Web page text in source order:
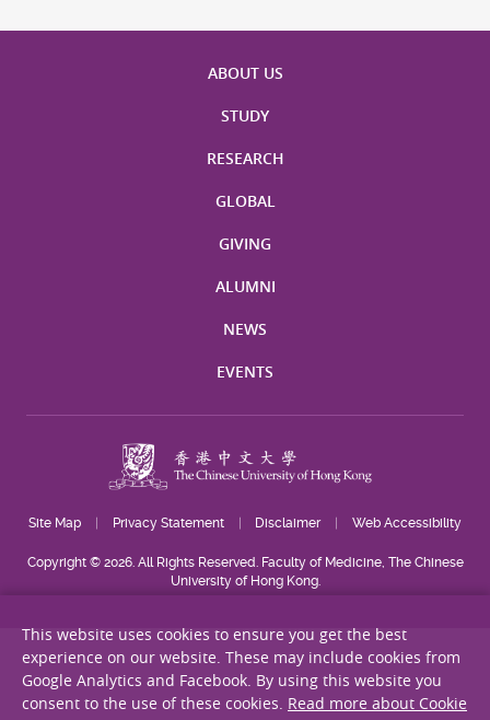
ABOUT US
STUDY
RESEARCH
GLOBAL
GIVING
ALUMNI
NEWS
EVENTS
Site Map Privacy Statement Disclaimer Web Accessibility
Copyright © 2026. All Rights Reserved. Faculty of Medicine, The Chinese
University of Hong Kong.
This website uses cookies to ensure you get the best
experience on our website. These may include cookies from
Google Analytics and Facebook. By using this website you
consent to the use of these cookies. Read more about Cookie